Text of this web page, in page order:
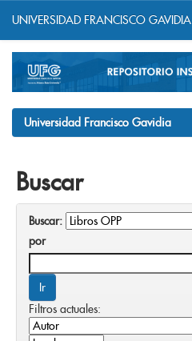
navigation
UNIVERSIDAD FRANCISCO GAVIDIA
Universidad Francisco Gavidia
Buscar
Buscar:
por
Filtros actuales: